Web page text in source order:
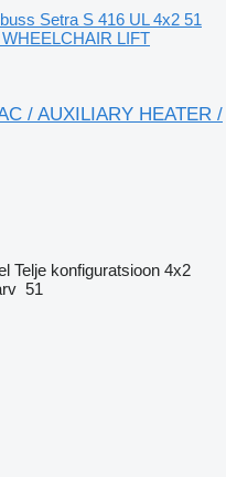
Setra S 416 UL 4x2 51
LIFT
/ AUXILIARY HEATER /
Telje konfiguratsioon 4x2
51